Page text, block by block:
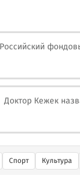
Российский
Доктор Кежек
Спорт Культура